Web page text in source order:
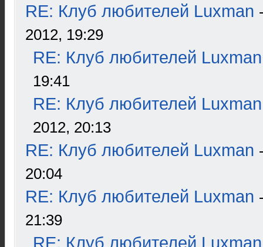
RE: Клуб любителей Luxman
2012, 19:29
RE: Клуб любителей Luxman
19:41
RE: Клуб любителей Luxman
2012, 20:13
RE: Клуб любителей Luxman
20:04
RE: Клуб любителей Luxman
21:39
RE: Клуб любителей Luxman